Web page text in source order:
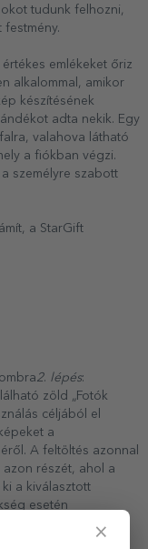
tudunk felhozni,
emlékeket őriz
alkalommal, amikor
készítésének
adta nekik. Egy
valahova látható
a fiókban végzi.
személyre szabott
a StarGift
2. lépés:
zöld „Fotók
céljából el
a
A feltöltés azonnal
azon részét, ahol a
ki a kiválasztott
esetén
a forgatás
eredménnyel, ×